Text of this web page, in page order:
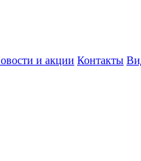
и акции Контакты